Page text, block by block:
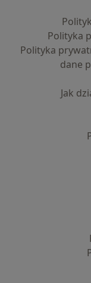
Polityka
Polityka
dane
Jak